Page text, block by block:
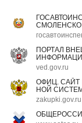
ПОРТАЛ
ved.gov.ru
ОФИЦ.
НОЙ
zakupki.gov.ru